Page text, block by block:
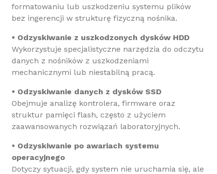
formatowaniu lub uszkodzeniu systemu plików
bez ingerencji w strukturę fizyczną nośnika.
• Odzyskiwanie z uszkodzonych dysków HDD
Wykorzystuje specjalistyczne narzędzia do odczytu
danych z nośników z uszkodzeniami
mechanicznymi lub niestabilną pracą.
• Odzyskiwanie danych z dysków SSD
Obejmuje analizę kontrolera, firmware oraz
struktur pamięci flash, często z użyciem
zaawansowanych rozwiązań laboratoryjnych.
• Odzyskiwanie po awariach systemu
operacyjnego
Dotyczy sytuacji, gdy system nie uruchamia się, ale